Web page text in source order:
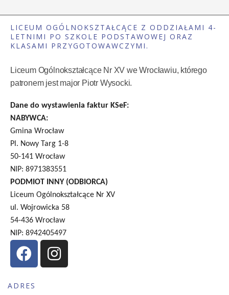
LICEUM OGÓLNOKSZTAŁCĄCE Z ODDZIAŁAMI 4-
LETNIMI PO SZKOLE PODSTAWOWEJ ORAZ
KLASAMI PRZYGOTOWAWCZYMI.
Liceum Ogólnokształcące Nr XV we Wrocławiu, którego
patronem jest major Piotr Wysocki.
Dane do wystawienia faktur KSeF:
NABYWCA:
Gmina Wrocław
Pl. Nowy Targ 1-8
50-141 Wrocław
NIP: 8971383551
PODMIOT INNY (ODBIORCA)
Liceum Ogólnokształcące Nr XV
ul. Wojrowicka 58
54-436 Wrocław
NIP: 8942405497
ADRES